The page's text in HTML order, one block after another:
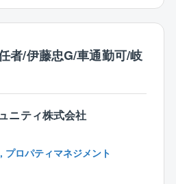
長したい」という思いをもっ
また、研修/セミナーに力をい
工図作成
：118名、女性16名/女性技術
名（1級：32名・2級：6名）
（1級：16名・2級：6名）
名・2級：11 名）
名弱、40代：20名強、50
強
者/伊藤忠G/車通勤可/岐
ニティ株式会社
ロパティマネジメント